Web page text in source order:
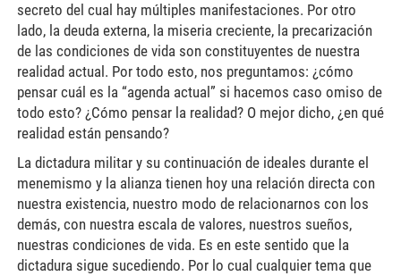
secreto del cual hay múltiples manifestaciones. Por otro
lado, la deuda externa, la miseria creciente, la precarización
de las condiciones de vida son constituyentes de nuestra
realidad actual. Por todo esto, nos preguntamos: ¿cómo
pensar cuál es la “agenda actual” si hacemos caso omiso de
todo esto? ¿Cómo pensar la realidad? O mejor dicho, ¿en qué
realidad están pensando?
La dictadura militar y su continuación de ideales durante el
menemismo y la alianza tienen hoy una relación directa con
nuestra existencia, nuestro modo de relacionarnos con los
demás, con nuestra escala de valores, nuestros sueños,
nuestras condiciones de vida. Es en este sentido que la
dictadura sigue sucediendo. Por lo cual cualquier tema que